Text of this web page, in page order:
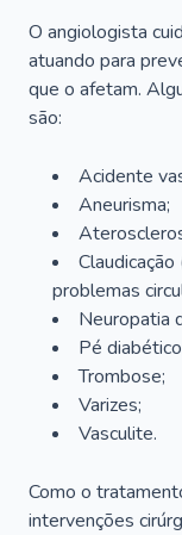
O angiologista
atuando para
que o afetam.
são:
Acidente
Aneurisma;
problemas
Neuropatia
Pé
Trombose;
Varizes;
Vasculite.
Como o
intervenções